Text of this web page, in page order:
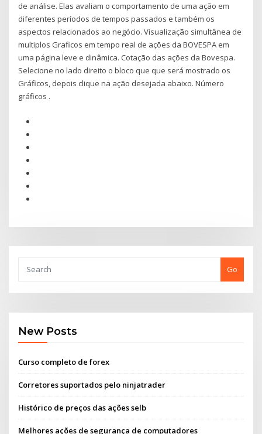
de análise. Elas avaliam o comportamento de uma ação em
diferentes períodos de tempos passados e também os
aspectos relacionados ao negócio. Visualização simultânea de
multiplos Graficos em tempo real de ações da BOVESPA em
uma página leve e dinâmica. Cotação das ações da Bovespa.
Selecione no lado direito o bloco que que será mostrado os
Gráficos, depois clique na ação desejada abaixo. Número
gráficos .
Go
New Posts
Curso completo de forex
Corretores suportados pelo ninjatrader
Histórico de preços das ações selb
Melhores ações de segurança de computadores